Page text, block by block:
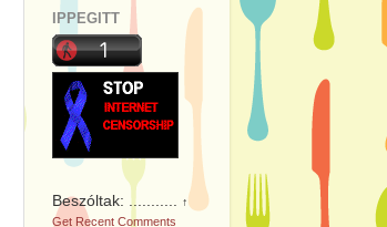
IPPEGITT
Beszóltak: ...........
↑
Get Recent Comments